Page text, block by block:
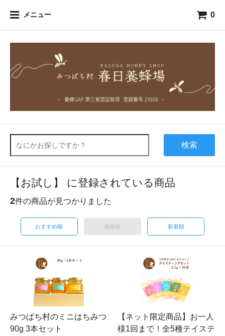
メニュー 0
検索
【お試し】 に登録されている商品
2件の商品が見つかりました
おすすめ順 価格順 新着順
みつばち村のミニはちみつ
90g 3本セット
【ネット限定商品】お一人
様1回まで！全5種テイステ